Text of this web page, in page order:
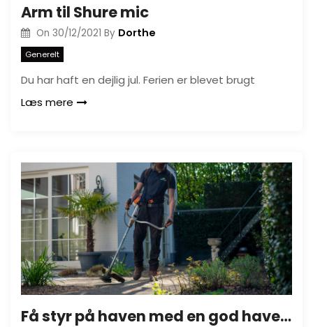
Arm til Shure mic
On 30/12/2021 By Dorthe
Generelt
Du har haft en dejlig jul. Ferien er blevet brugt
Læs mere
Få styr på haven med en god havemand